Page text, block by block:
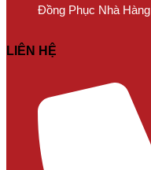
Đồng Phục Nhà Hàng
LIÊN HỆ